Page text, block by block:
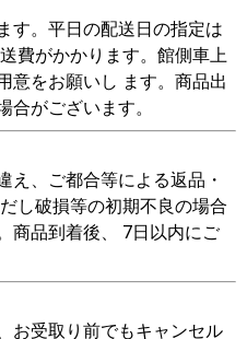
す。平日の配送日の指定は
費がかかります。館側車上
意をお願いし ます。商品出
合がございます。
え、ご都合等による返品・
し破損等の初期不良の場合
商品到着後、 7日以内にご
お受取り前でもキャンセル